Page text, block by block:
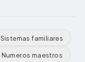
Sistemas familiares
Numeros maestros